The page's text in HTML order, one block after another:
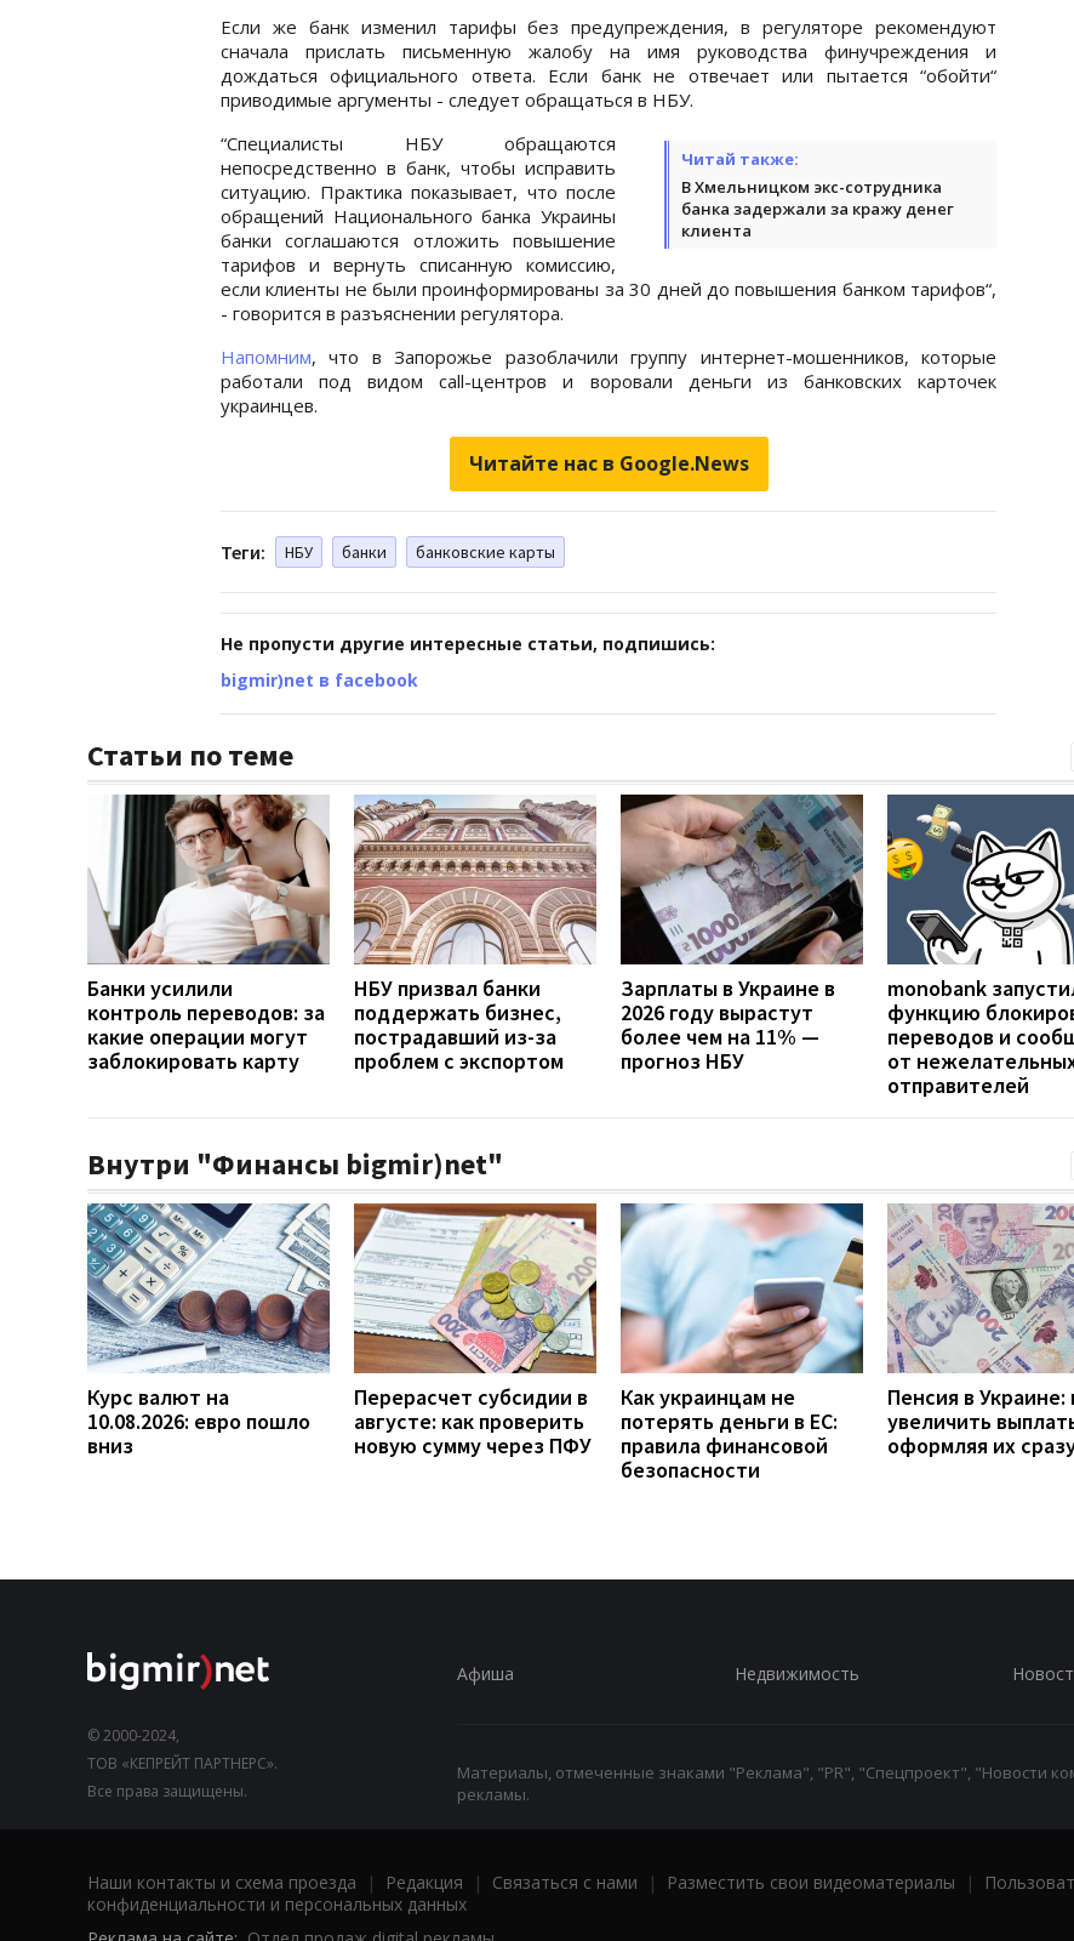
Если же банк изменил тарифы без предупреждения, в регуляторе рекомендуют
сначала прислать письменную жалобу на имя руководства финучреждения и
дождаться официального ответа. Если банк не отвечает или пытается “обойти“
приводимые аргументы - следует обращаться в НБУ.
Читай также:
В Хмельницком экс-сотрудника
банка задержали за кражу денег
клиента
“Специалисты НБУ обращаются
непосредственно в банк, чтобы исправить
ситуацию. Практика показывает, что после
обращений Национального банка Украины
банки соглашаются отложить повышение
тарифов и вернуть списанную комиссию,
если клиенты не были проинформированы за 30 дней до повышения банком тарифов“,
- говорится в разъяснении регулятора.
Напомним, что в Запорожье разоблачили группу интернет-мошенников, которые
работали под видом call-центров и воровали деньги из банковских карточек
украинцев.
Читайте нас в Google.News
Теги: НБУ банки банковские карты
Не пропусти другие интересные статьи, подпишись:
bigmir)net в facebook
Статьи по теме
Банки усилили
контроль переводов: за
какие операции могут
заблокировать карту
НБУ призвал банки
поддержать бизнес,
пострадавший из-за
проблем с экспортом
Зарплаты в Украине в
2026 году вырастут
более чем на 11% —
прогноз НБУ
monobank
функцию
переводов и
от
отправителей
Внутри "Финансы bigmir)net"
Курс валют на
10.08.2026: евро пошло
вниз
Перерасчет субсидии в
августе: как проверить
новую сумму через ПФУ
Как украинцам не
потерять деньги в ЕС:
правила финансовой
безопасности
Пенсия в Украине:
увеличить
оформляя их
© 2000-2024,
ТОВ «КЕПРЕЙТ ПАРТНЕРС».
Все права защищены.
Афиша Недвижимость
Материалы, отмеченные знаками "Реклама", "PR", "Спецпроект", "Новости
рекламы.
Наши контакты и схема проезда | Редакция | Связаться с нами | Разместить свои видеоматериалы |
конфиденциальности и персональных данных